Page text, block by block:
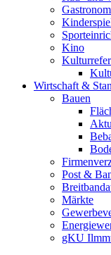
Kino
Wirtschaft &
Bauen
Post &
Märkte
gKU